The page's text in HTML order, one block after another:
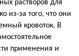
растворов для
из-за того, что они
кровоток. В
применения и